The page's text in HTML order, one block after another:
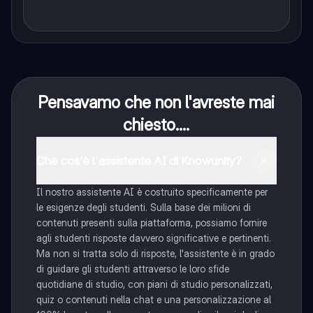
Pensavamo che non l'avreste mai
chiesto....
Il nostro assistente AI è costruito specificamente per
le esigenze degli studenti. Sulla base dei milioni di
contenuti presenti sulla piattaforma, possiamo fornire
agli studenti risposte davvero significative e pertinenti.
Ma non si tratta solo di risposte, l'assistente è in grado
di guidare gli studenti attraverso le loro sfide
quotidiane di studio, con piani di studio personalizzati,
quiz o contenuti nella chat e una personalizzazione al